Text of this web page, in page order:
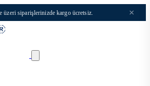
üzeri siparişlerinizde kargo ücretsiz. ×